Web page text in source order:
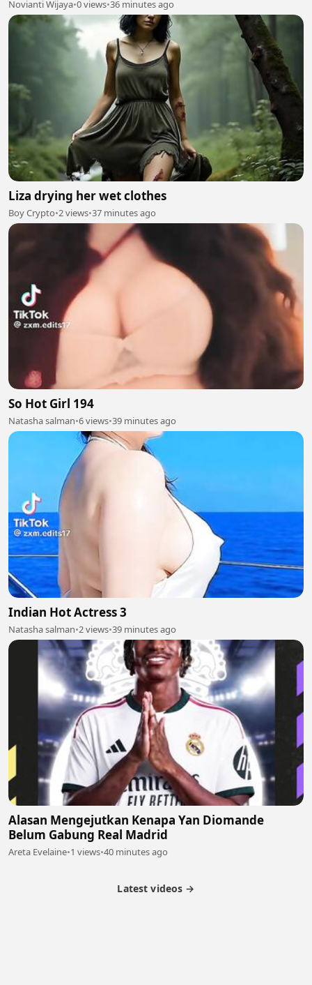
Novianti Wijaya•0 views•36 minutes ago
Liza drying her wet clothes
Boy Crypto•2 views•37 minutes ago
So Hot Girl 194
Natasha salman•6 views•39 minutes ago
Indian Hot Actress 3
Natasha salman•2 views•39 minutes ago
Alasan Mengejutkan Kenapa Yan Diomande
Belum Gabung Real Madrid
Areta Evelaine•1 views•40 minutes ago
Latest videos →